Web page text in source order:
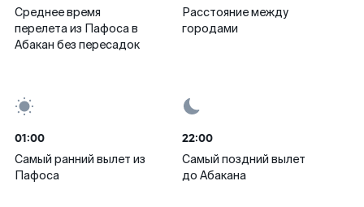
Среднее время
перелета из Пафоса в
Абакан без пересадок
Расстояние между
городами
01:00
Самый ранний вылет из
Пафоса
22:00
Самый поздний вылет
до Абакана